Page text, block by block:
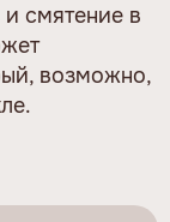
смятение в
возможно,